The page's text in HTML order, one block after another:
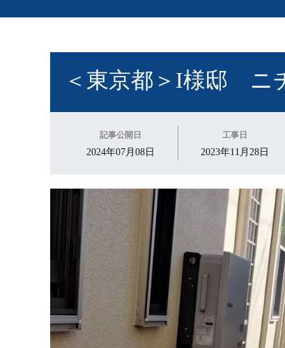
＜東京都＞I様邸 ニ
記事公開日
2024年07月08日
工事日
2023年11月28日